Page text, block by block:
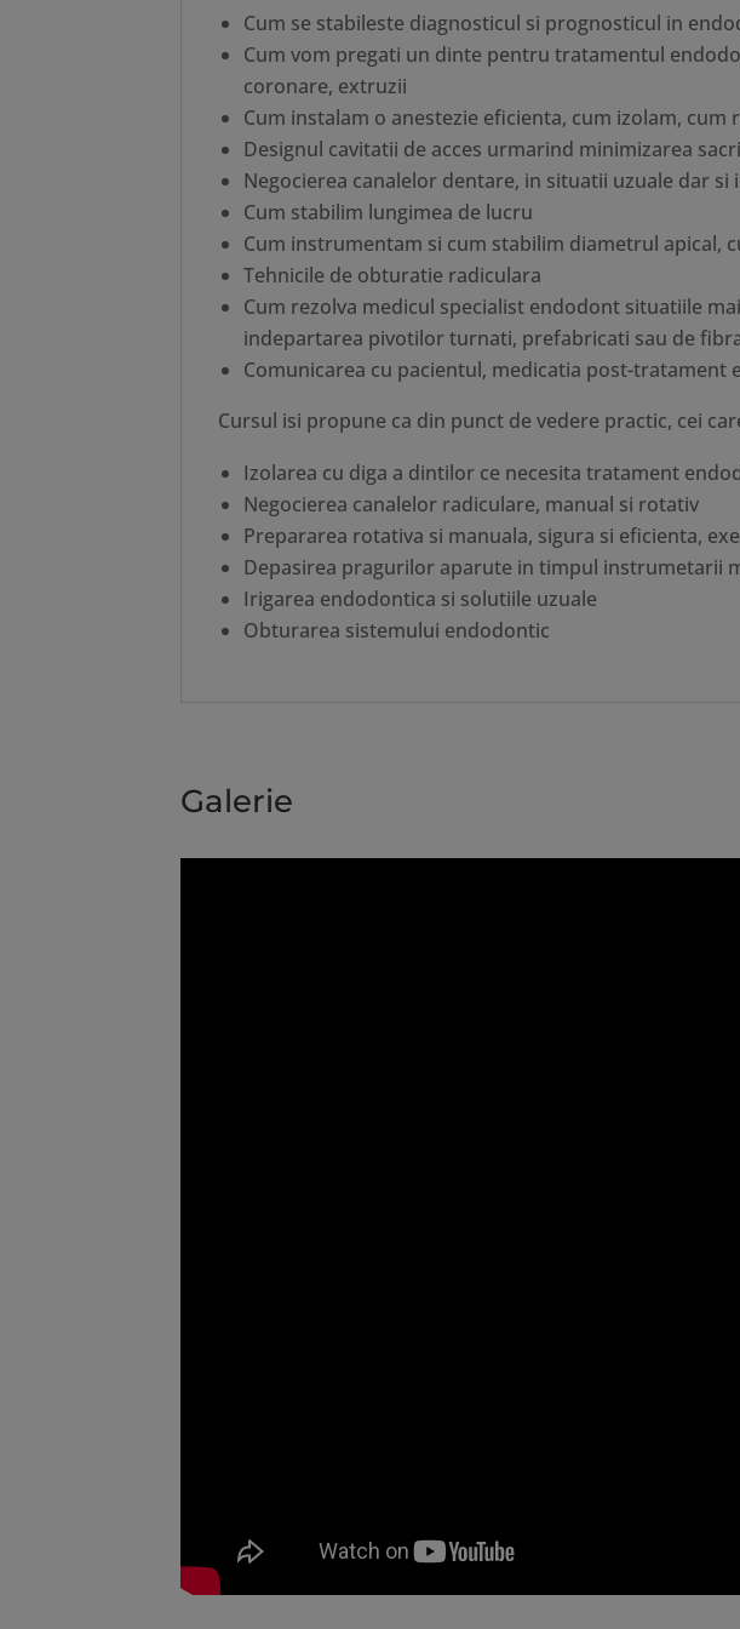
Cum se stabileste diagnosticul si prognosticul in
Cum vom pregati un dinte pentru tratamentul
coronare, extruzii
Cum instalam o anestezie eficienta, cum izolam,
Designul cavitatii de acces urmarind minimizarea
Negocierea canalelor dentare, in situatii uzuale dar
Cum stabilim lungimea de lucru
Cum instrumentam si cum stabilim diametrul apical,
Tehnicile de obturatie radiculara
Cum rezolva medicul specialist endodont situatiile
indepartarea pivotilor turnati, prefabricati sau de
Comunicarea cu pacientul, medicatia post-
Cursul isi propune ca din punct de vedere practic, cei
Izolarea cu diga a dintilor ce necesita tratament
Negocierea canalelor radiculare, manual si rotativ
Prepararea rotativa si manuala, sigura si eficienta,
Depasirea pragurilor aparute in timpul instrumetarii
Irigarea endodontica si solutiile uzuale
Obturarea sistemului endodontic
Galerie